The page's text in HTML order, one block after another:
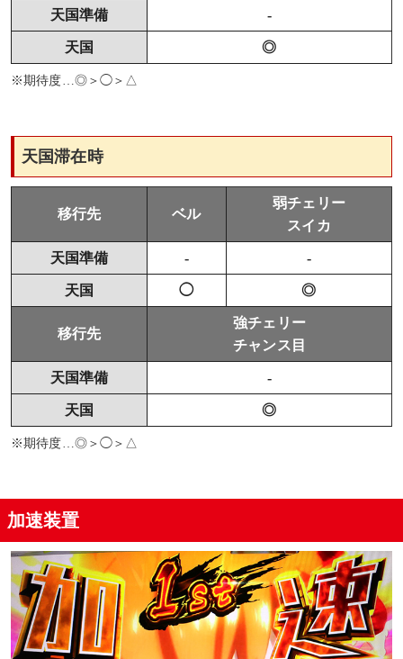
天国準備 -
天国 ◎
※期待度…◎＞◯＞△
天国滞在時
移行先 ベル
弱チェリー
スイカ
天国準備 - -
天国 ◯ ◎
移行先
強チェリー
チャンス目
天国準備 -
天国 ◎
※期待度…◎＞◯＞△
加速装置